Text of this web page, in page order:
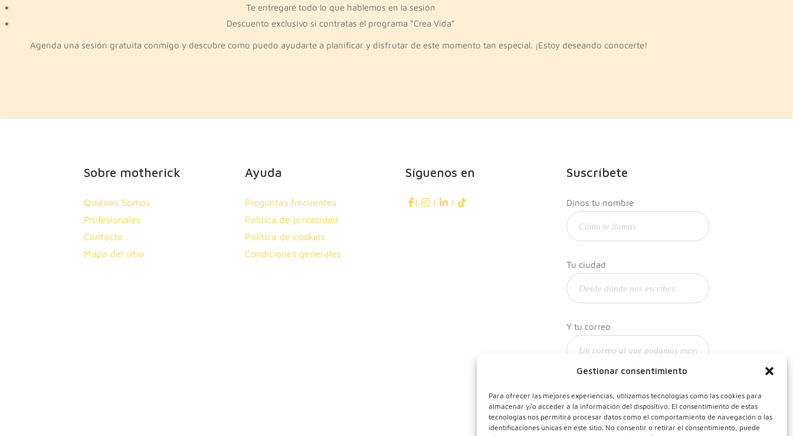
Gestionar consentimiento
Para ofrecer las mejores experiencias, utilizamos tecnologías como las cookies para
almacenar y/o acceder a la información del dispositivo. El consentimiento de estas
tecnologías nos permitirá procesar datos como el comportamiento de navegación o las
identificaciones únicas en este sitio. No consentir o retirar el consentimiento, puede
Te entregaré todo lo que hablemos en la sesión
Descuento exclusivo si contratas el programa “Crea Vida”
Agenda una sesión gratuita conmigo y descubre como puedo ayudarte a planificar y disfrutar de este momento tan especial. ¡Estoy deseando conocerte!
Sobre motherick
Quiénes Somos
Profesionales
Contacto
Mapa del sitio
Ayuda
Preguntas frecuentes
Política de privacidad
Política de cookies
Condiciones generales
Síguenos en
| | |
Suscríbete
Dinos tu nombre
Tu ciudad
Y tu correo